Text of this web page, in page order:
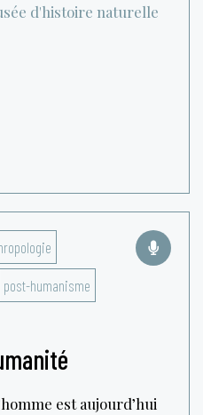
d'histoire naturelle
post-humanisme
est aujourd’hui